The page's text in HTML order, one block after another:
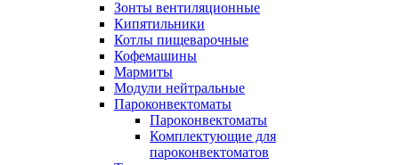
Зонты вентиляционные
Кипятильники
Котлы пищеварочные
Кофемашины
Мармиты
Модули нейтральные
Пароконвектоматы
Пароконвектоматы
Комплектующие для
пароконвектоматов